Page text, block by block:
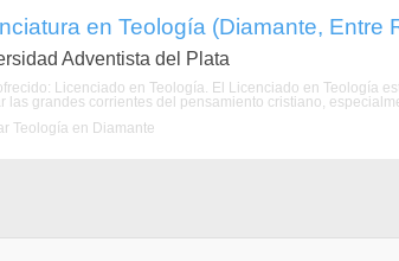
en Teología (Diamante, Entre
Adventista del Plata
Licenciado en Teología. El Licenciado en Teología
las grandes corrientes del pensamiento cristiano,
Teología en Diamante